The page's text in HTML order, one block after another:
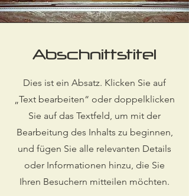
Abschnittstitel
Dies ist ein Absatz. Klicken Sie auf
„Text bearbeiten“ oder doppelklicken
Sie auf das Textfeld, um mit der
Bearbeitung des Inhalts zu beginnen,
und fügen Sie alle relevanten Details
oder Informationen hinzu, die Sie
Ihren Besuchern mitteilen möchten.